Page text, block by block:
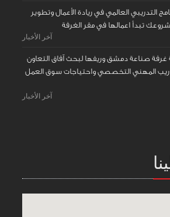
التدريبي العالمي في ريادة الأعمال وتطوير
تبدأ اعمالها في مقر الغرفة
آخر الأخبار
صناعة دمشق وريفها لبحث آفاق التعاون
المهني التخصصي واحتياجات سوق العمل
آخر الأخبار